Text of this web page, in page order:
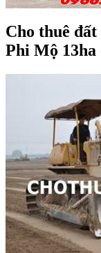
Cho thuê
Phi Mộ 13ha